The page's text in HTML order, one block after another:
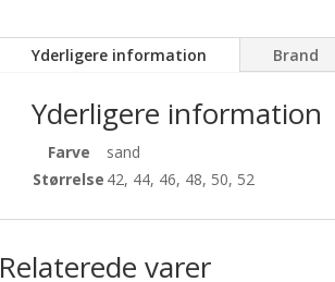
Yderligere information Brand
Yderligere information
Farve
sand
Størrelse 42, 44, 46, 48, 50, 52
Relaterede varer